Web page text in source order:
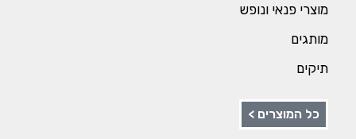
מוצרי פנאי ונופש
מותגים
תיקים
כל המוצרים >